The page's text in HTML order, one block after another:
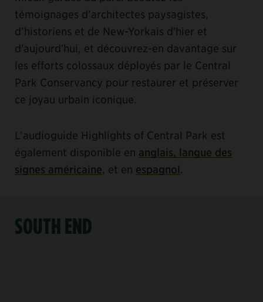
témoignages d’architectes paysagistes,
d’historiens et de New-Yorkais d'hier et
d'aujourd'hui, et découvrez-en davantage sur
les efforts colossaux déployés par le Central
Park Conservancy pour restaurer et préserver
ce joyau urbain iconique.
L’audioguide Highlights of Central Park est
également disponible en anglais, langue des
signes américaine, et en espagnol.
SOUTH END